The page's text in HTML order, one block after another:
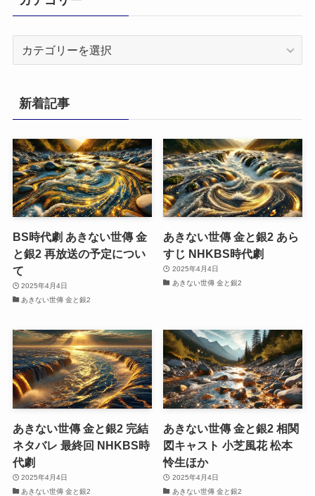
リ
ー
新着記事
BS時代劇 あきない世傳 金
と銀2 再放送の予定につい
て
2025年4月4日
あきない世傳 金と銀2
あきない世傳 金と銀2 あら
すじ NHKBS時代劇
2025年4月4日
あきない世傳 金と銀2
あきない世傳 金と銀2 完結
ネタバレ 最終回 NHKBS時
代劇
2025年4月4日
あきない世傳 金と銀2
あきない世傳 金と銀2 相関
図キャスト 小芝風花 松本
怜生ほか
2025年4月4日
あきない世傳 金と銀2